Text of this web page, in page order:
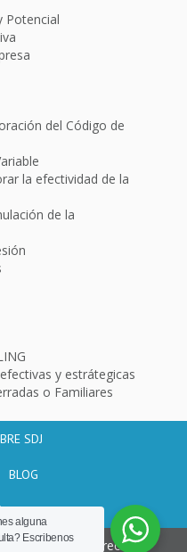
Potencial
del Código de
la efectividad de la
de la
y estrátegicas
o Familiares
SDJ
BLOG
Todos los derechos
alguna
Escribenos